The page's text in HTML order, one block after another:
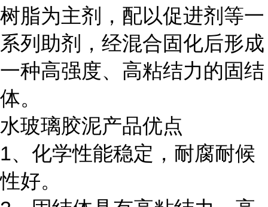
树脂为主剂，配以促进剂等一
系列助剂，经混合固化后形成
一种高强度、高粘结力的固结
体。
水玻璃胶泥产品优点
1、化学性能稳定，耐腐耐候
性好。